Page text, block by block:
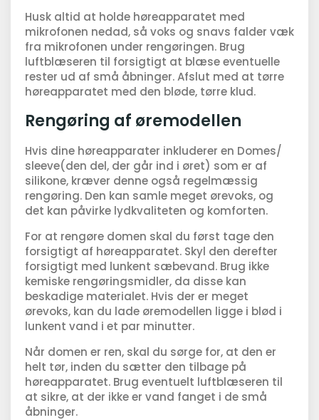
Husk altid at holde høreapparatet med
mikrofonen nedad, så voks og snavs falder væk
fra mikrofonen under rengøringen. Brug
luftblæseren til forsigtigt at blæse eventuelle
rester ud af små åbninger. Afslut med at tørre
høreapparatet med den bløde, tørre klud.
Rengøring af øremodellen
Hvis dine høreapparater inkluderer en Domes/
sleeve(den del, der går ind i øret) som er af
silikone, kræver denne også regelmæssig
rengøring. Den kan samle meget ørevoks, og
det kan påvirke lydkvaliteten og komforten.
For at rengøre domen skal du først tage den
forsigtigt af høreapparatet. Skyl den derefter
forsigtigt med lunkent sæbevand. Brug ikke
kemiske rengøringsmidler, da disse kan
beskadige materialet. Hvis der er meget
ørevoks, kan du lade øremodellen ligge i blød i
lunkent vand i et par minutter.
Når domen er ren, skal du sørge for, at den er
helt tør, inden du sætter den tilbage på
høreapparatet. Brug eventuelt luftblæseren til
at sikre, at der ikke er vand fanget i de små
åbninger.